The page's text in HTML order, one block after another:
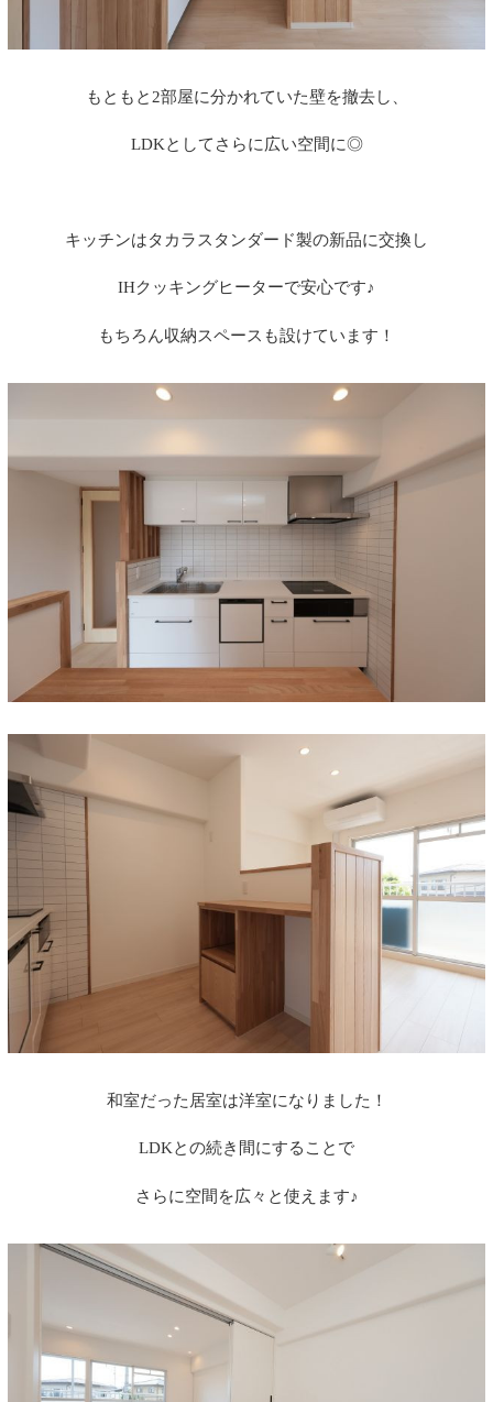
もともと2部屋に分かれていた壁を撤去し、
LDKとしてさらに広い空間に◎
キッチンはタカラスタンダード製の新品に交換し
IHクッキングヒーターで安心です♪
もちろん収納スペースも設けています！
和室だった居室は洋室になりました！
LDKとの続き間にすることで
さらに空間を広々と使えます♪